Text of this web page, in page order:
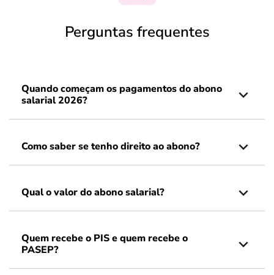
Perguntas frequentes
Quando começam os pagamentos do abono
salarial 2026?
Como saber se tenho direito ao abono?
Qual o valor do abono salarial?
Quem recebe o PIS e quem recebe o
PASEP?